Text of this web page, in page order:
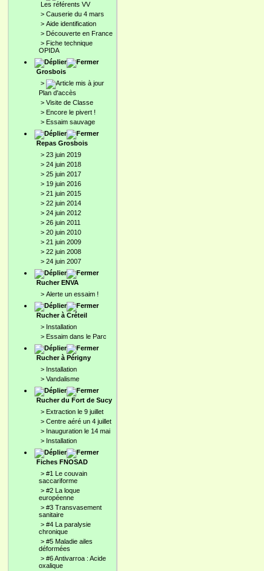
Les référents VV
> Causerie du 4 mars
> Aide identification
> Découverte en France
> Fiche technique
OPIDA
Grosbois
>
Plan d'accès
> Visite de Classe
> Encore le pivert !
> Essaim sauvage
Repas Grosbois
> 23 juin 2019
> 24 juin 2018
> 25 juin 2017
> 19 juin 2016
> 21 juin 2015
> 22 juin 2014
> 24 juin 2012
> 26 juin 2011
> 20 juin 2010
> 21 juin 2009
> 22 juin 2008
> 24 juin 2007
Rucher ENVA
> Alerte un essaim !
Rucher à Créteil
> Installation
> Essaim dans le Parc
Rucher à Périgny
> Installation
> Vandalisme
Rucher du Fort de Sucy
> Extraction le 9 juillet
> Centre aéré un 4 juillet
> Inauguration le 14 mai
> Installation
Fiches FNOSAD
> #1 Le couvain
saccariforme
> #2 La loque
européenne
> #3 Transvasement
sanitaire
> #4 La paralysie
chronique
> #5 Maladie ailes
déformées
> #6 Antivarroa : Acide
oxalique